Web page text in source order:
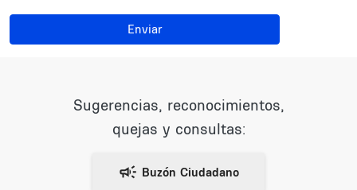
Enviar
Sugerencias, reconocimientos,
quejas y consultas: